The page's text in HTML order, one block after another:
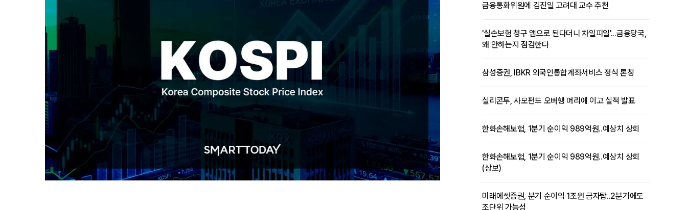
금융통화위원에 김진일 고려대 교수 추천
'실손보험 청구 앱으로 된다더니 차일피일'...금융당국,
왜 안하는지 점검한다
삼성증권, IBKR 외국인통합계좌서비스 정식 론칭
실리콘투, 사모펀드 오버행 머리에 이고 실적 발표
한화손해보험, 1분기 순이익 989억원..예상치 상회
한화손해보험, 1분기 순이익 989억원..예상치 상회
(상보)
미래에셋증권, 분기 순이익 1조원 금자탑..2분기에도
조단위 가능성